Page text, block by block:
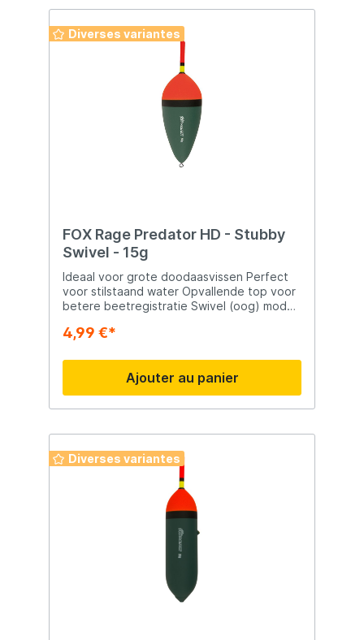
Diverses variantes
FOX Rage Predator HD - Stubby
Swivel - 15g
Ideaal voor grote doodaasvissen Perfect
voor stilstaand water Opvallende top voor
betere beetregistratie Swivel (oog) model
4,99 €*
Ajouter au panier
Diverses variantes